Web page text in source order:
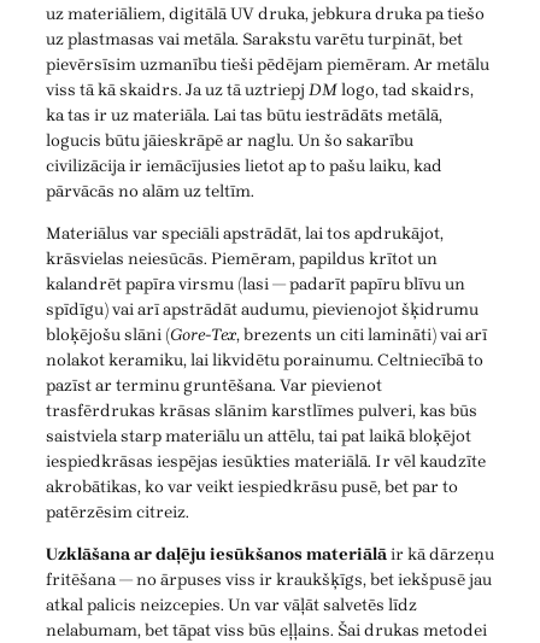
uz materiāliem, digitālā UV druka, jebkura druka pa tiešo
uz plastmasas vai metāla. Sarakstu varētu turpināt, bet
pievērsīsim uzmanību tieši pēdējam piemēram. Ar metālu
viss tā kā skaidrs. Ja uz tā uztriepj DMlogo, tad skaidrs,
ka tas ir uz materiāla. Lai tas būtu iestrādāts metālā,
logucis būtu jāieskrāpē ar naglu. Un šo sakarību
civilizācija ir iemācījusies lietot ap to pašu laiku, kad
pārvācās no alām uz teltīm.
Materiālus var speciāli apstrādāt, lai tos apdrukājot,
krāsvielas neiesūcās. Piemēram, papildus krītot un
kalandrēt papīra virsmu (lasi — padarīt papīru blīvu un
spīdīgu) vai arī apstrādāt audumu, pievienojot šķidrumu
bloķējošu slāni (Gore-Tex, brezents un citi lamināti) vai arī
nolakot keramiku, lai likvidētu porainumu. Celtniecībā to
pazīst ar terminu gruntēšana. Var pievienot
trasfērdrukas krāsas slānim karstlīmes pulveri, kas būs
saistviela starp materiālu un attēlu, tai pat laikā bloķējot
iespiedkrāsas iespējas iesūkties materiālā. Ir vēl kaudzīte
akrobātikas, ko var veikt iespiedkrāsu pusē, bet par to
patērzēsim citreiz.
Uzklāšana ar daļēju iesūkšanos materiālāir kā dārzeņu
fritēšana — no ārpuses viss ir kraukšķīgs, bet iekšpusē jau
atkal palicis neizcepies. Un var vāļāt salvetēs līdz
nelabumam, bet tāpat viss būs eļļains. Šai drukas metodei